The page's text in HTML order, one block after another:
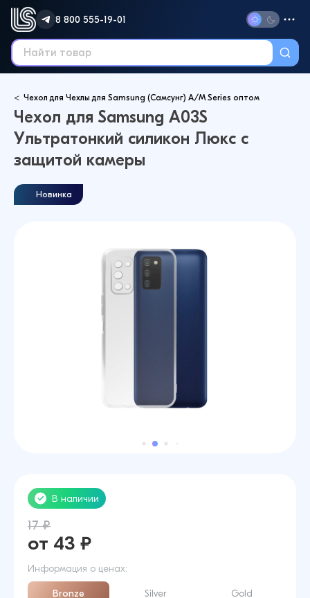
8 800 555-19-01
Чехол для Чехлы для Samsung (Самсунг) A/M Series оптом
Чехол для Samsung A03S
Ультратонкий силикон Люкс с
защитой камеры
Новинка
В наличии
17 ₽
от 43 ₽
Информация о ценах:
Bronze
Silver
Gold